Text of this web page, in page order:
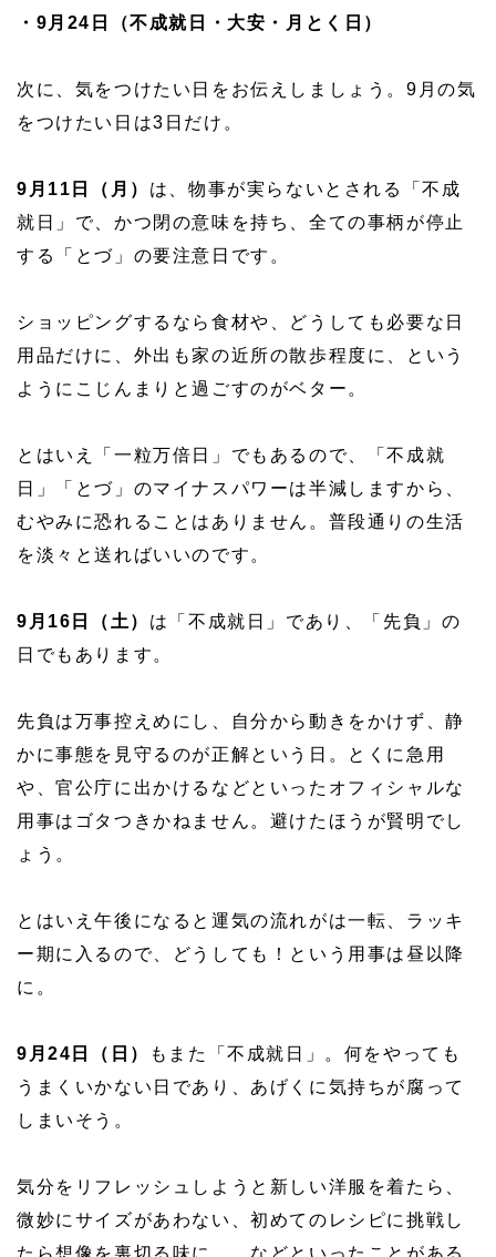
・9月24日（不成就日・大安・月とく日）
次に、気をつけたい日をお伝えしましょう。9月の気
をつけたい日は3日だけ。
9月11日（月） は、物事が実らないとされる「不成
就日」で、かつ閉の意味を持ち、全ての事柄が停止
する「とづ」の要注意日です。
ショッピングするなら食材や、どうしても必要な日
用品だけに、外出も家の近所の散歩程度に、という
ようにこじんまりと過ごすのがベター。
とはいえ「一粒万倍日」でもあるので、「不成就
日」「とづ」のマイナスパワーは半減しますから、
むやみに恐れることはありません。普段通りの生活
を淡々と送ればいいのです。
9月16日（土） は「不成就日」であり、「先負」の
日でもあります。
先負は万事控えめにし、自分から動きをかけず、静
かに事態を見守るのが正解という日。とくに急用
や、官公庁に出かけるなどといったオフィシャルな
用事はゴタつきかねません。避けたほうが賢明でし
ょう。
とはいえ午後になると運気の流れがは一転、ラッキ
ー期に入るので、どうしても！という用事は昼以降
に。
9月24日（日）
もまた「不成就日」。何をやっても
うまくいかない日であり、あげくに気持ちが腐って
しまいそう。
気分をリフレッシュしようと新しい洋服を着たら、
微妙にサイズがあわない、初めてのレシピに挑戦し
たら想像を裏切る味に…、などといったことがある